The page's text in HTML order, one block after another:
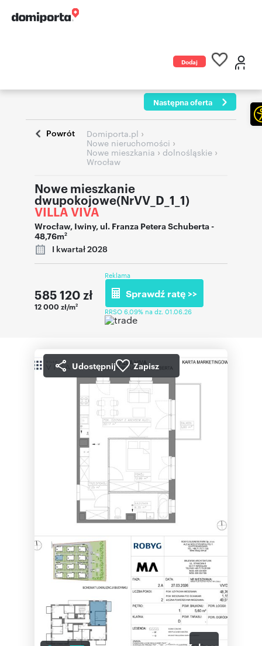
Dodaj
Następna oferta
Powrót Domiporta.pl ›
Nowe nieruchomości ›
Nowe mieszkania › dolnośląskie ›
Wrocław
Nowe mieszkanie
dwupokojowe(NrVV_D_1_1)
VILLA VIVA
Wrocław, Iwiny, ul. Franza Petera Schuberta-
48,76m2
I kwartał 2028
585 120 zł
12 000 zł/m2
Reklama
Sprawdź ratę >>
RRSO 6,09% na dz. 01.06.26
Udostępnij Zapisz